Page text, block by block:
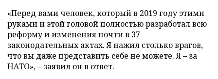
«Перед вами человек, который в 2019 году этими
руками и этой головой полностью разработал всю
реформу и изменения почти в 37
законодательных актах. Я нажил столько врагов,
что вы даже представить себе не можете. Я – за
НАТО», – заявил он в ответ.